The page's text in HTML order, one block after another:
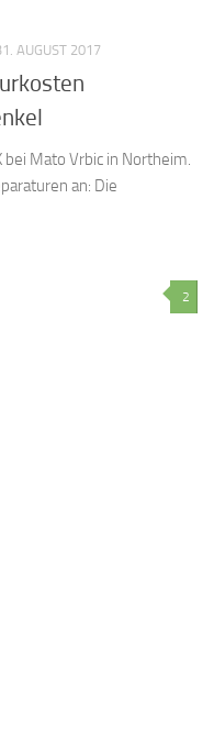
AUGUST 2017
Mato Vrbic in Northeim.
an: Die
2